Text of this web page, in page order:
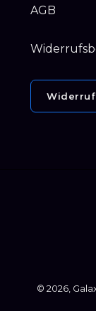
AGB
© 2026,